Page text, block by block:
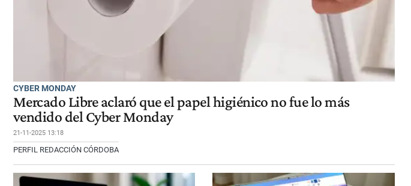
CYBER MONDAY
Mercado Libre aclaró que el papel higiénico no fue lo más
vendido del Cyber Monday
21-11-2025 13:18
PERFIL REDACCIÓN CÓRDOBA